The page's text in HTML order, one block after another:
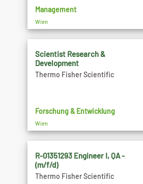
Management
Wien
Scientist Research &
Development
Thermo Fisher Scientific
Forschung & Entwicklung
Wien
R-01351293 Engineer I, QA -
(m/f/d)
Thermo Fisher Scientific